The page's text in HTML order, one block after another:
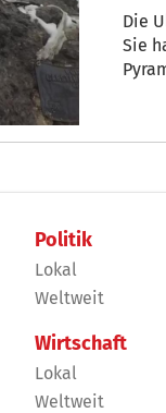
Die
Sie
Politik
Lokal
Weltweit
Wirtschaft
Lokal
Weltweit